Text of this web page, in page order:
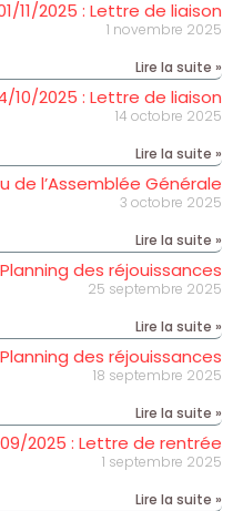
11/2025 : Lettre de liaison
1 novembre 2025
Lire la suite »
10/2025 : Lettre de liaison
14 octobre 2025
Lire la suite »
de l’Assemblée Générale
3 octobre 2025
Lire la suite »
des réjouissances
25 septembre 2025
Lire la suite »
des réjouissances
18 septembre 2025
Lire la suite »
2025 : Lettre de rentrée
1 septembre 2025
Lire la suite »